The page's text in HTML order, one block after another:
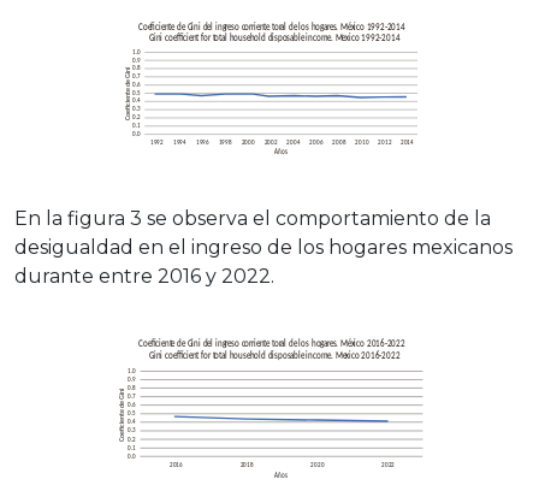
En la figura 3 se observa el comportamiento de la
desigualdad en el ingreso de los hogares mexicanos
durante entre 2016 y 2022.